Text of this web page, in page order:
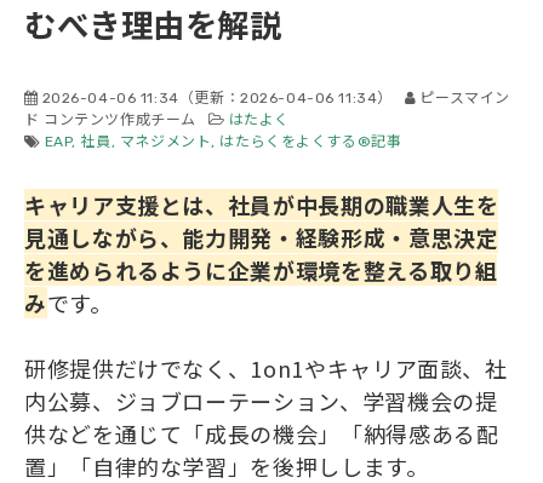
むべき理由を解説
2026-04-06 11:34 （更新：2026-04-06 11:34）
ピースマイン
ド コンテンツ作成チーム
はたよく
EAP 社員 マネジメント はたらくをよくする®記事
キャリア支援とは、社員が中長期の職業人生を
見通しながら、能力開発・経験形成・意思決定
を進められるように企業が環境を整える取り組
みです。
研修提供だけでなく、1on1やキャリア面談、社
内公募、ジョブローテーション、学習機会の提
供などを通じて「成長の機会」「納得感ある配
置」「自律的な学習」を後押しします。